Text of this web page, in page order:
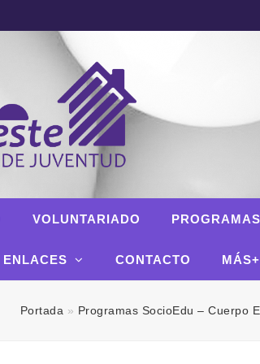
VOLUNTARIADO PROGRAMAS
ENLACES CONTACTO MÁS+
Portada » Programas SocioEdu – Cuerpo